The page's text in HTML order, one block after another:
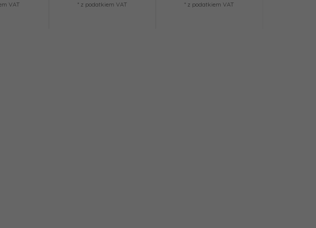
VAT * z podatkiem VAT * z podatkiem VAT